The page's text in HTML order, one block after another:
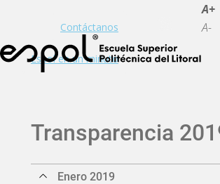
Contáctanos
Espol en un minuto
A+
A-
Transparencia
Enero 2019